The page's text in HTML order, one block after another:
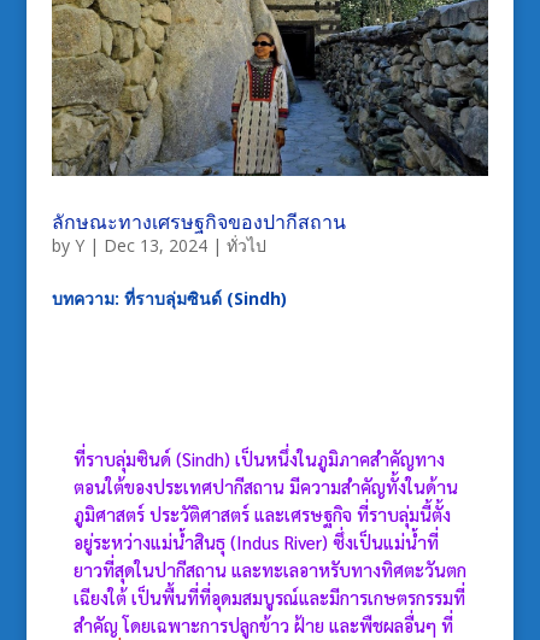
ลักษณะทางเศรษฐกิจของปากีสถาน
by Y| Dec 13, 2024| ทั่วไป
บทความ: ที่ราบลุ่มซินด์ (Sindh)
ที่ราบลุ่มซินด์ (Sindh) เป็นหนึ่งในภูมิภาคสำคัญทาง
ตอนใต้ของประเทศปากีสถาน มีความสำคัญทั้งในด้าน
ภูมิศาสตร์ ประวัติศาสตร์ และเศรษฐกิจ ที่ราบลุ่มนี้ตั้ง
อยู่ระหว่างแม่น้ำสินธุ (Indus River) ซึ่งเป็นแม่น้ำที่
ยาวที่สุดในปากีสถาน และทะเลอาหรับทางทิศตะวันตก
เฉียงใต้ เป็นพื้นที่ที่อุดมสมบูรณ์และมีการเกษตรกรรมที่
สำคัญ โดยเฉพาะการปลูกข้าว ฝ้าย และพืชผลอื่นๆ ที่